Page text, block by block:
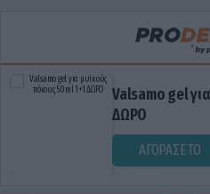
Valsamo gel
ΔΩΡΟ
ΑΓΟΡΑΣΕ ΤΟ